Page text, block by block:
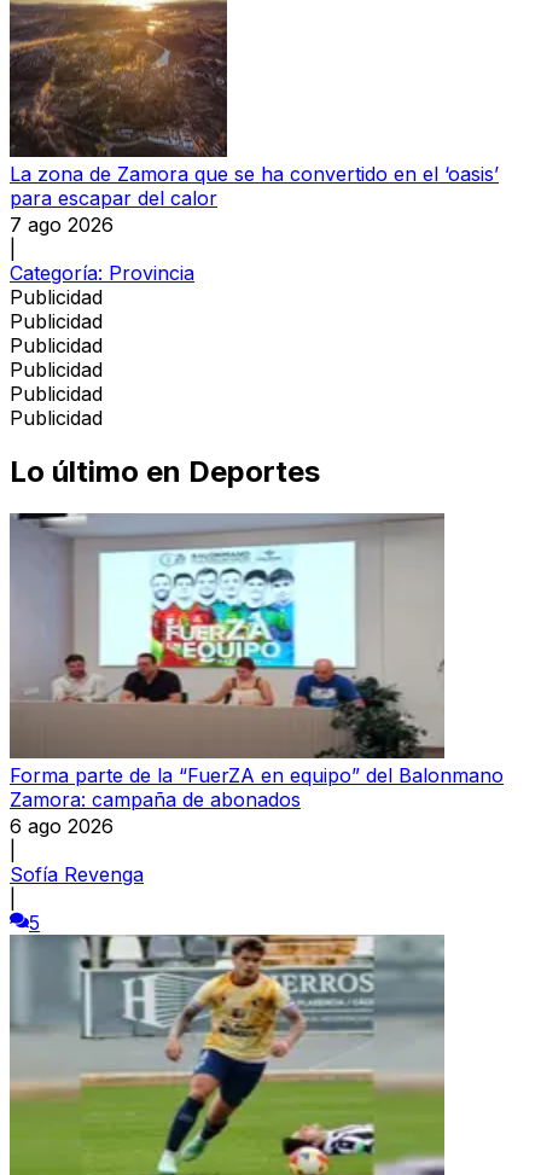
La zona de Zamora que se ha convertido en el ‘oasis’
para escapar del calor
7 ago 2026
Categoría: Provincia
Publicidad
Publicidad
Publicidad
Publicidad
Publicidad
Publicidad
Lo último en Deportes
Forma parte de la “FuerZA en equipo” del Balonmano
Zamora: campaña de abonados
6 ago 2026
Sofía Revenga
5